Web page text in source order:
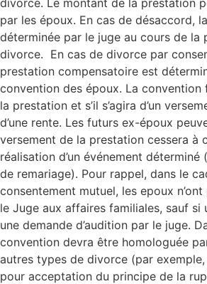
par les époux. En cas de désaccord,
déterminée par le juge au cours de la
divorce. En cas de divorce par
prestation compensatoire est
convention des époux. La
la prestation et s’il s’agira d’un
d’une rente. Les futurs ex-époux
versement de la prestation cessera à
réalisation d’un événement déterminé
de remariage). Pour rappel, dans le
consentement mutuel, les epoux
le Juge aux affaires familiales, sauf si
une demande d’audition par le juge.
convention devra être homologuée
autres types de divorce (par
pour acceptation du principe de la